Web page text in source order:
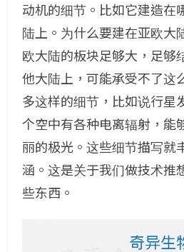
动机的细节。比如它建造在
陆上。为什么要建在亚欧大
欧大陆的板块足够大，足够
他大陆上，可能承受不了这
多这样的细节，比如说行星
个空中有各种电离辐射，能
丽的极光。这些细节描写就
涵。这是关于我们做技术推
些东西。